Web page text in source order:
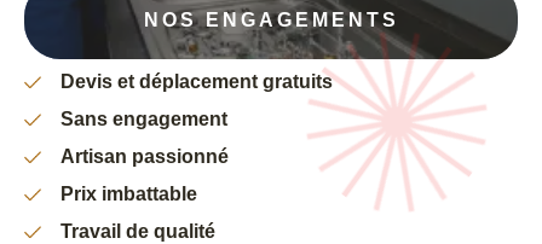
NOS ENGAGEMENTS
Devis et déplacement gratuits
Sans engagement
Artisan passionné
Prix imbattable
Travail de qualité